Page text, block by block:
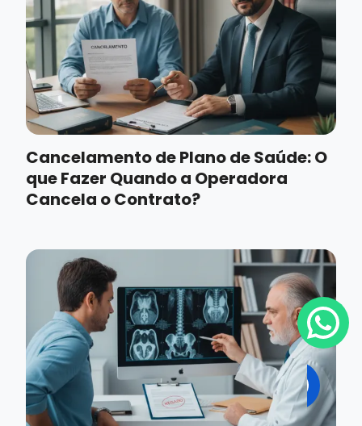
Cancelamento de Plano de Saúde: O
que Fazer Quando a Operadora
Cancela o Contrato?